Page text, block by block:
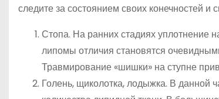
следите за состоянием своих конечностей и
Стопа. На ранних стадиях уплотнение
липомы отличия становятся
Травмирование «шишки» на ступне
Голень, щиколотка, лодыжка. В данной